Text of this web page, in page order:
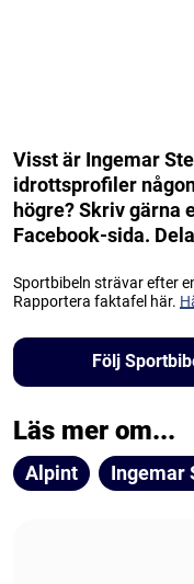
Visst är Ingemar
idrottsprofiler
högre? Skriv gärna
Facebook-sida.
Sportbibeln strävar efter
Rapportera faktafel här.
Följ
Läs mer om...
Alpint Ingemar